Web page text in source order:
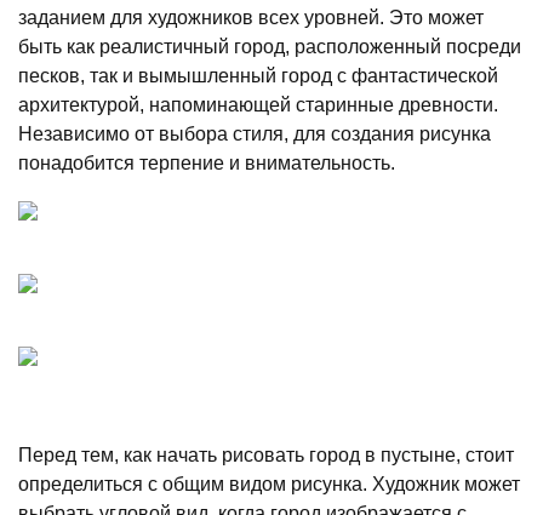
заданием для художников всех уровней. Это может
быть как реалистичный город, расположенный посреди
песков, так и вымышленный город с фантастической
архитектурой, напоминающей старинные древности.
Независимо от выбора стиля, для создания рисунка
понадобится терпение и внимательность.
Перед тем, как начать рисовать город в пустыне, стоит
определиться с общим видом рисунка. Художник может